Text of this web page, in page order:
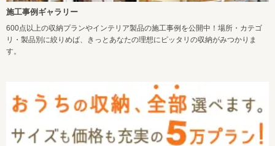
施工事例ギャラリー
600点以上の収納プランやインテリア製品の施工事例を公開中！場所・カテゴ
リ・製品別に絞りめば、きっとあなたの理想にピッタリの収納がみつかりま
す。